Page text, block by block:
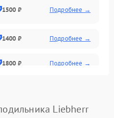
1500 ₽ Подробнее →
1400 ₽ Подробнее →
1800 ₽ Подробнее →
2600 ₽ Подробнее →
Liebherr